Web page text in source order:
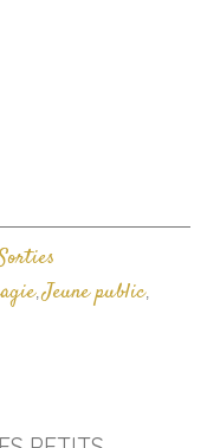
,Jeune public,